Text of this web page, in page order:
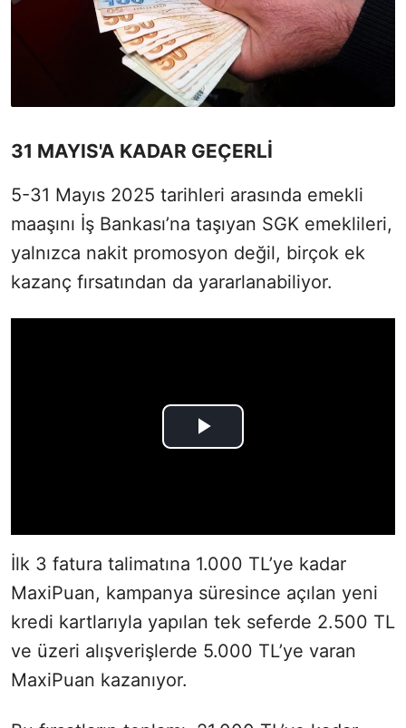
31 MAYIS'A KADAR GEÇERLİ
5-31 Mayıs 2025 tarihleri arasında emekli
maaşını İş Bankası’na taşıyan SGK emeklileri,
yalnızca nakit promosyon değil, birçok ek
kazanç fırsatından da yararlanabiliyor.
İlk 3 fatura talimatına 1.000 TL’ye kadar
MaxiPuan, kampanya süresince açılan yeni
kredi kartlarıyla yapılan tek seferde 2.500 TL
ve üzeri alışverişlerde 5.000 TL’ye varan
MaxiPuan kazanıyor.